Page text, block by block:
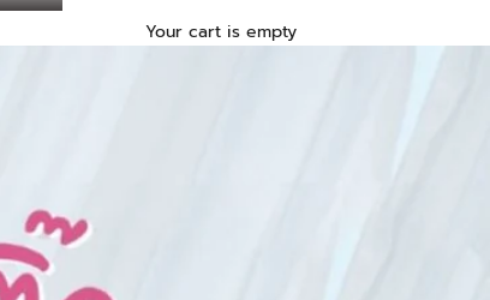
Your cart is empty